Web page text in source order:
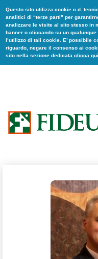
Questo sito utilizza cookie c.d.
analitici di “terze parti” per
analizzare le visite al sito stesso in
banner o cliccando su un
l’utilizzo di tali cookie. E’ possibile
riguardo, negare il consenso ai
sito nella sezione dedicata clicca qui.